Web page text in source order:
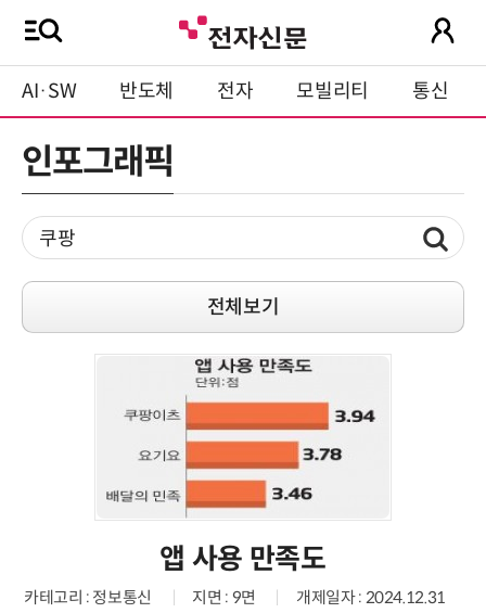
AI·SW 반도체 전자 모빌리티 통신
인포그래픽
전체보기
앱 사용 만족도
카테고리 : 정보통신 지면 : 9면
개제일자 : 2024.12.31